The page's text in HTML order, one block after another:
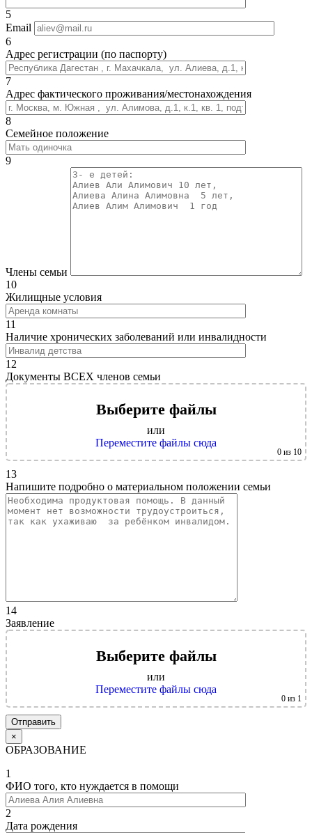
5
Email
6
Адрес регистрации (по паспорту)
7
Адрес фактического проживания/местонахождения
8
Семейное положение
9
Члены семьи
10
Жилищные условия
11
Наличие хронических заболеваний или инвалидности
12
Документы ВСЕХ членов семьи
Выберите файлы
или
Переместите файлы сюда
0 из 10
13
Напишите подробно о материальном положении семьи
14
Заявление
Выберите файлы
или
Переместите файлы сюда
0 из 1
×
ОБРАЗОВАНИЕ
1
ФИО того, кто нуждается в помощи
2
Дата рождения